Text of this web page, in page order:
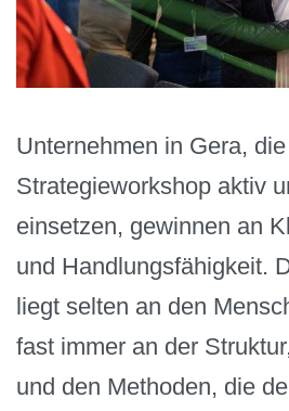
Unternehmen in Gera,
Strategieworkshop aktiv
einsetzen, gewinnen an
und Handlungsfähigkeit.
liegt selten an den
fast immer an der
und den Methoden, die